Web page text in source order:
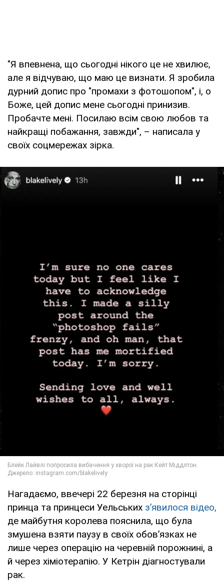
"Я впевнена, що сьогодні нікого це не хвилює,
але я відчуваю, що маю це визнати. Я зробила
дурний допис про "промахи з фотошопом", і, о
Боже, цей допис мене сьогодні принизив.
Пробачте мені. Посилаю всім свою любов та
найкращі побажання, завжди", – написала у
своїх соцмережах зірка.
Нагадаємо, ввечері 22 березня на сторінці
принца та принцеси Уельських зʼявилося відео,
де майбутня королева пояснила, що була
змушена взяти паузу в своїх обовʼязках не
лише через операцію на черевній порожнині, а
й через хіміотерапію. У Кетрін діагностували
рак.